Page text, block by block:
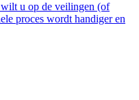
u op de veilingen (of
proces wordt handiger en